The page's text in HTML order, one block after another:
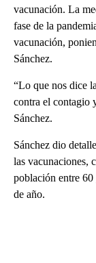
vacunación. La
fase de la
vacunación,
Sánchez.
“Lo que nos dice
contra el contagio
Sánchez.
Sánchez dio
las vacunaciones,
población entre 60
de año.